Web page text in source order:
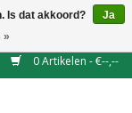
0 Artikelen - €--,--
Is dat akkoord?
Ja
»